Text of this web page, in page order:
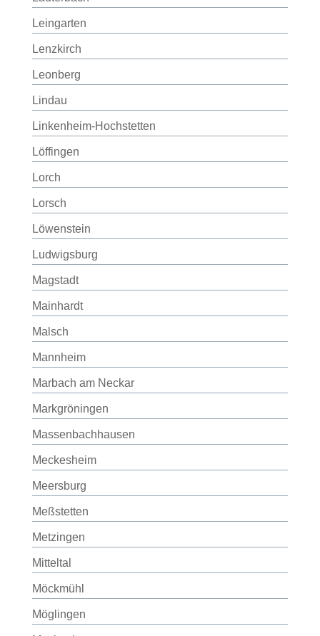
Leingarten
Lenzkirch
Leonberg
Lindau
Linkenheim-Hochstetten
Löffingen
Lorch
Lorsch
Löwenstein
Ludwigsburg
Magstadt
Mainhardt
Malsch
Mannheim
Marbach am Neckar
Markgröningen
Massenbachhausen
Meckesheim
Meersburg
Meßstetten
Metzingen
Mitteltal
Möckmühl
Möglingen